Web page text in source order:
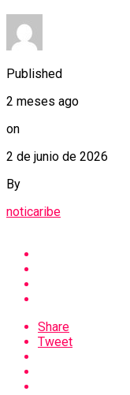
Published
2 meses ago
on
2 de junio de 2026
By
noticaribe
Share
Tweet